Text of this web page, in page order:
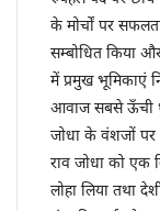
के मोर्चों पर
सम्बोधित किया और
में प्रमुख भूमिकाएं
आवाज सबसे ऊँची
जोधा के वंशजों पर
राव जोधा को एक
लोहा लिया तथा